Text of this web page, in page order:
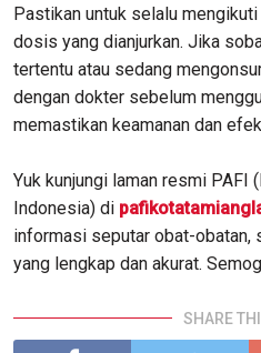
Pastikan untuk selalu
dosis yang dianjurkan. Jika
tertentu atau sedang
dengan dokter sebelum
memastikan keamanan dan
Yuk kunjungi laman resmi PAFI
Indonesia) di
informasi seputar obat-obatan,
yang lengkap dan akurat.
SHARE